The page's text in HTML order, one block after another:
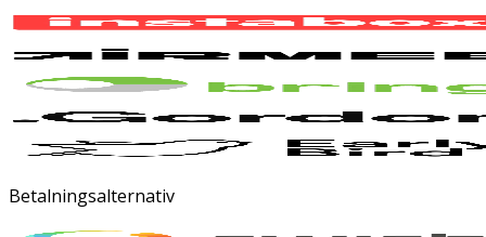
Betalningsalternativ